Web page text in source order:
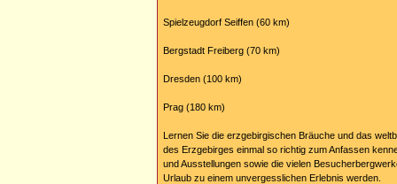
Spielzeugdorf Seiffen (60 km)
Bergstadt Freiberg (70 km)
Dresden (100 km)
Prag (180 km)
Lernen Sie die erzgebirgischen Bräuche und das
des Erzgebirges einmal so richtig zum Anfassen
und Ausstellungen sowie die vielen
Urlaub zu einem unvergesslichen Erlebnis werden.